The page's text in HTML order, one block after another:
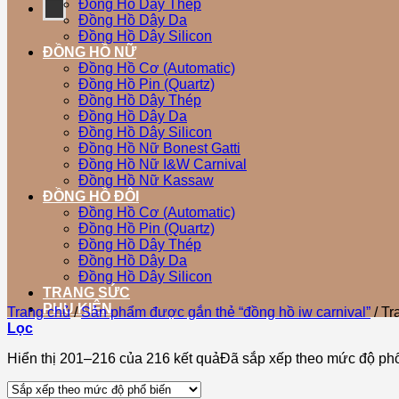
Đồng Hồ Dây Thép
Đồng Hồ Dây Da
Đồng Hồ Dây Silicon
ĐỒNG HỒ NỮ
Đồng Hồ Cơ (Automatic)
Đồng Hồ Pin (Quartz)
Đồng Hồ Dây Thép
Đồng Hồ Dây Da
Đồng Hồ Dây Silicon
Đồng Hồ Nữ Bonest Gatti
Đồng Hồ Nữ I&W Carnival
Đồng Hồ Nữ Kassaw
ĐỒNG HỒ ĐÔI
Đồng Hồ Cơ (Automatic)
Đồng Hồ Pin (Quartz)
Đồng Hồ Dây Thép
Đồng Hồ Dây Da
Đồng Hồ Dây Silicon
TRANG SỨC
PHỤ KIỆN
Trang chủ / Sản phẩm được gắn thẻ “đồng hồ iw carnival” /
Lọc
Hiển thị 201–216 của 216 kết quảĐã sắp xếp theo mức độ